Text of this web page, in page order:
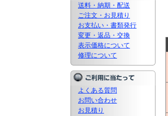
送料・納期・配送
ご注文・お見積り
お支払い・書類発行
変更・返品・交換
表示価格について
修理について
よくある質問
お問い合わせ
お見積り